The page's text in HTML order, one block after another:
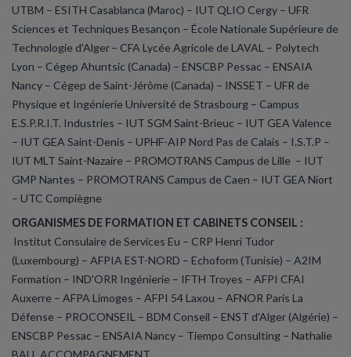
UTBM – ESITH Casablanca (Maroc) – IUT QLIO Cergy – UFR
Sciences et Techniques Besançon – École Nationale Supérieure de
Technologie d'Alger – CFA Lycée Agricole de LAVAL – Polytech
Lyon – Cégep Ahuntsic (Canada) – ENSCBP Pessac – ENSAIA
Nancy – Cégep de Saint-Jérôme (Canada) – INSSET – UFR de
Physique et Ingénierie Université de Strasbourg – Campus
E.S.P.R.I.T. Industries – IUT SGM Saint-Brieuc – IUT GEA Valence
– IUT GEA Saint-Denis – UPHF-AIP Nord Pas de Calais – I.S.T.P –
IUT MLT Saint-Nazaire – PROMOTRANS Campus de Lille – IUT
GMP Nantes – PROMOTRANS Campus de Caen – IUT GEA Niort
– UTC Compiègne
ORGANISMES DE FORMATION ET CABINETS CONSEIL :
Institut Consulaire de Services Eu – CRP Henri Tudor
(Luxembourg) – AFPIA EST-NORD – Echoform (Tunisie) – A2IM
Formation – IND'ORR Ingénierie – IFTH Troyes – AFPI CFAI
Auxerre – AFPA Limoges – AFPI 54 Laxou – AFNOR Paris La
Défense – PROCONSEIL – BDM Conseil – ENST d'Alger (Algérie) –
ENSCBP Pessac – ENSAIA Nancy – Tiempo Consulting – Nathalie
BALL ACCOMPAGNEMENT